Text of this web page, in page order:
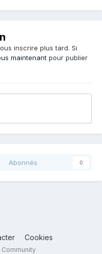
inscrire plus tard. Si
maintenant pour publier
Abonnés 0
Cookies